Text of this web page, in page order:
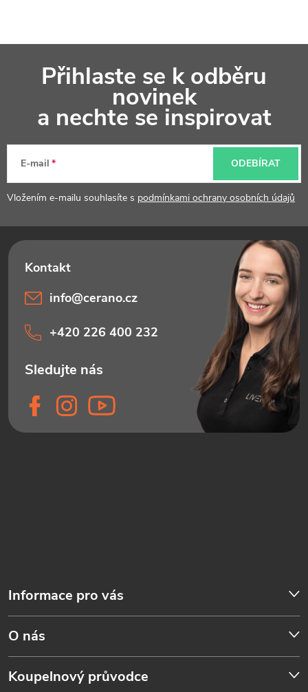
a
Přihlaste se k odběru
novinek
a nechte se inspirovat
E-mail
Vložením e-mailu souhlasíte s podmínkami ochrany osobních údajů
ODEBÍRAT
Informace pro vás
O nás
Koupelnový průvodce
info@cerano.cz
+420 226 400 232